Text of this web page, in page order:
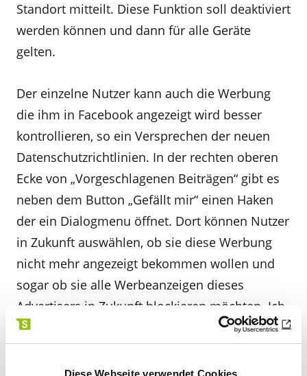
Diese Webseite verwendet Cookies
Standort mitteilt. Diese Funktion soll deaktiviert
werden können und dann für alle Geräte
gelten.
Der einzelne Nutzer kann auch die Werbung
die ihm in Facebook angezeigt wird besser
kontrollieren, so ein Versprechen der neuen
Datenschutzrichtlinien. In der rechten oberen
Ecke von „Vorgeschlagenen Beiträgen“ gibt es
neben dem Button „Gefällt mir“ einen Haken
der ein Dialogmenu öffnet. Dort können Nutzer
in Zukunft auswählen, ob sie diese Werbung
nicht mehr angezeigt bekommen wollen und
sogar ob sie alle Werbeanzeigen dieses
Advertisers in Zukunft blockieren möchten. Ich
kann Facebook aber auch mitteilen, ob ich
diese Werbeanzeige für nützlich erachte. Hinter
der Frage „Warum wird mir das angezeigt?“